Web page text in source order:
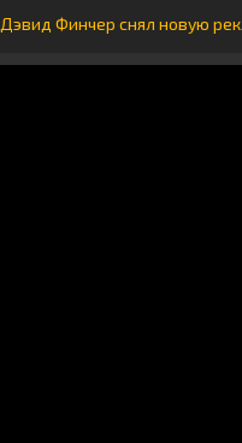
Дэвид Финчер снял новую